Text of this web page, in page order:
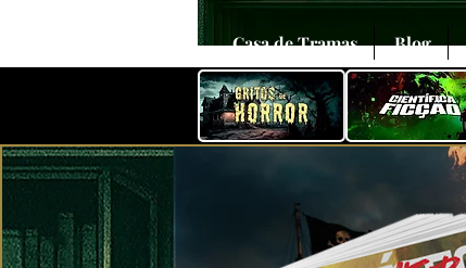
Casa de Tramas Blog